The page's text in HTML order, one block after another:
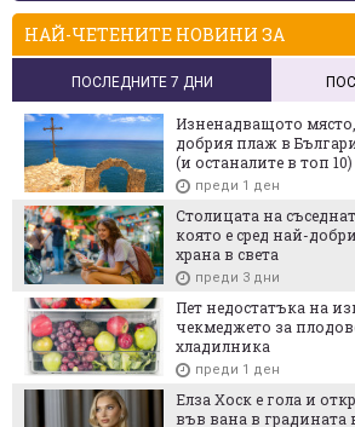
НАЙ-ЧЕТЕНИТЕ НОВИНИ ЗА
ПОСЛЕДНИТЕ 7 ДНИ
Изненадващото
добрия плаж в
(и останалите в топ 10)
преди 1 ден
Столицата на
която е сред най-
храна в света
преди 3 дни
Пет недостатъка на
чекмеджето за
хладилника
преди 1 ден
Елза Хоск е гола и
във вана в градината